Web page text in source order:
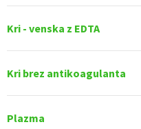
Kri - venska z EDTA
Kri brez antikoagulanta
Plazma